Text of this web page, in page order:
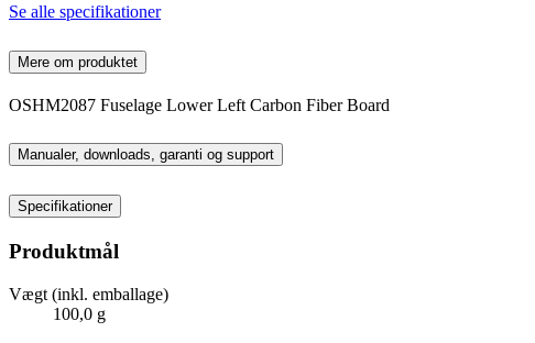
Se alle specifikationer
Mere om produktet
OSHM2087 Fuselage Lower Left Carbon Fiber Board
Manualer, downloads, garanti og support
Specifikationer
Produktmål
Vægt (inkl. emballage)
100,0 g